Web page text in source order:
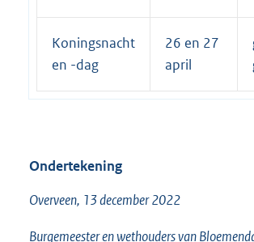
Koningsnacht
en -dag
26 en 27
april
Ondertekening
Overveen, 13 december 2022
Burgemeester en wethouders van